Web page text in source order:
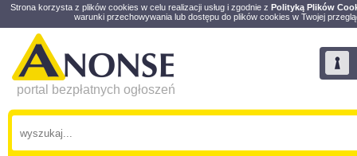
Strona korzysta z plików cookies w celu realizacji usług i zgodnie z Polityką Plików
warunki przechowywania lub dostępu do plików cookies w Twojej
portal bezpłatnych ogłoszeń